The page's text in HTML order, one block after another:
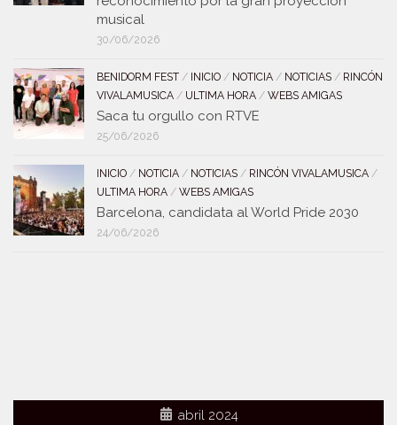
musical
30/06/2026
BENIDORM FEST / INICIO / NOTICIA / NOTICIAS / RINCÓN
VIVALAMUSICA / ULTIMA HORA / WEBS AMIGAS
Saca tu orgullo con RTVE
25/06/2026
INICIO / NOTICIA / NOTICIAS / RINCÓN VIVALAMUSICA /
ULTIMA HORA / WEBS AMIGAS
Barcelona, candidata al World Pride 2030
24/06/2026
abril 2024